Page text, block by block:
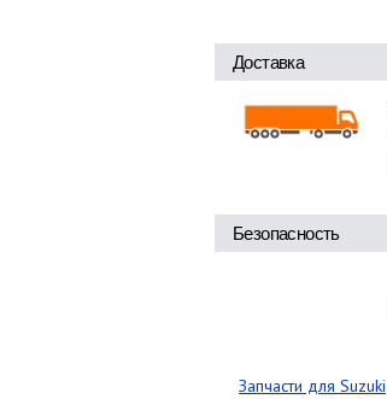
Доставка
Безопасность
Запчасти для Suzuki